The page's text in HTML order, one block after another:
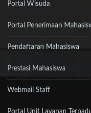
Portal Wisuda
Portal Penerimaan
Pendaftaran Mahasiswa
Prestasi Mahasiswa
Webmail Staff
Portal Unit Layanan